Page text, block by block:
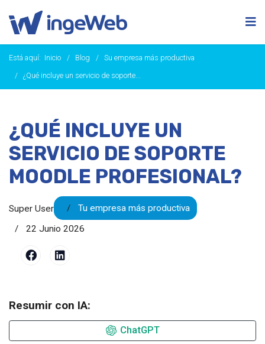
Está aquí: Inicio Blog
Su empresa más productiva
¿Qué incluye un servicio de soporte...
¿QUÉ INCLUYE UN
SERVICIO DE SOPORTE
MOODLE PROFESIONAL?
Super User
Tu empresa más productiva
22 Junio 2026
Resumir con IA:
ChatGPT